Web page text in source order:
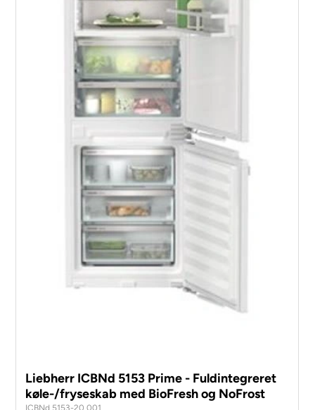
Liebherr ICBNd 5153 Prime - Fuldintegreret
køle-/fryseskab med BioFresh og NoFrost
ICBNd 5153-20 001